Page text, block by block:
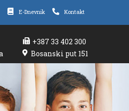
E-Dnevnik Kontakt
+387 33 402 300
Bosanski put 151